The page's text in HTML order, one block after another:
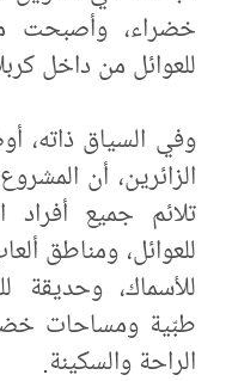
خضراء، وأصبحت
للعوائل من داخل
وفي السياق ذاته،
الزائرين، أن
تلائم جميع
للعوائل، ومناطق
للأسماك، وحديقة
طبّية ومساحات
الراحة والسكينة.